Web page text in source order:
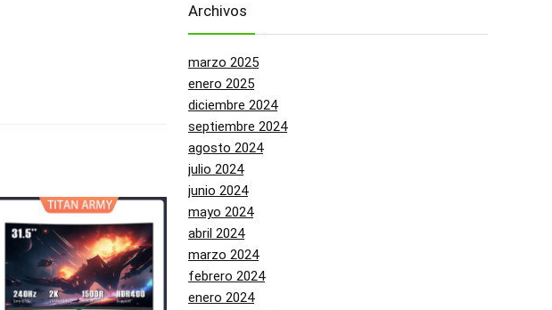
Archivos
marzo 2025
enero 2025
diciembre 2024
septiembre 2024
agosto 2024
julio 2024
junio 2024
mayo 2024
abril 2024
marzo 2024
febrero 2024
enero 2024